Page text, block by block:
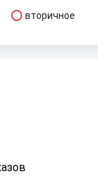
вторичное